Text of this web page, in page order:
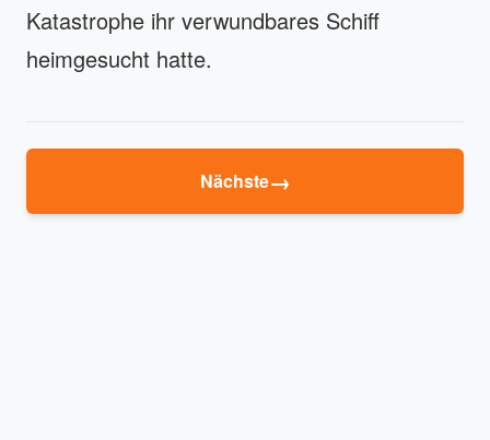
Katastrophe ihr verwundbares Schiff
heimgesucht hatte.
Nächste→